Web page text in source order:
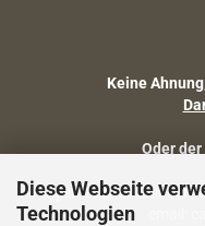
Diese Webseite
Technologien
Keine
Oder
Fragen zu Artikelmaßen,